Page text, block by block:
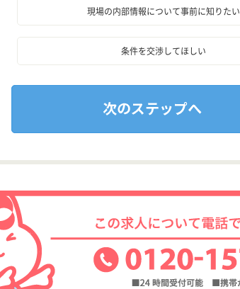
現場の内部情報について事前に知りたい
条件を交渉してほしい